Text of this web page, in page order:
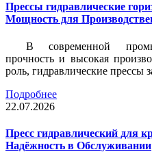
Прессы гидравлические
Мощность для
В современной
прочность и высокая
роль, гидравлические прессы
Подробнее
22.07.2026
Пресс гидравлический для
Надёжность в Обслуживании